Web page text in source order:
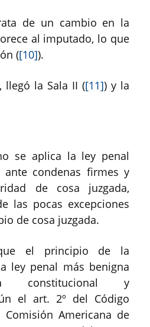
de un cambio en la
al imputado, lo que
([10]).
llegó la Sala II ([11]) y la
se aplica la ley penal
ante condenas firmes y
de cosa juzgada,
las pocas excepciones
de cosa juzgada.
el principio de la
ley penal más benigna
constitucional y
el art. 2º del Código
Americana de